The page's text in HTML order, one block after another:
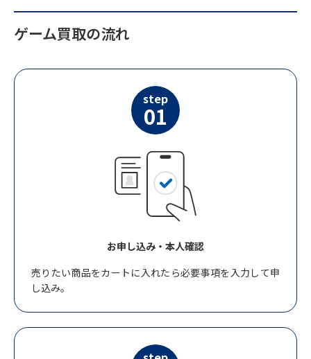
ゲーム買取の流れ
step
01
お申し込み・本人確認
売りたい商品をカートに入れたら必要事項を入力して申
し込み。